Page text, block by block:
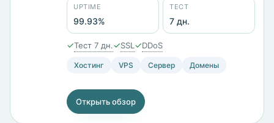
Россия, Казахстан, Беларусь, Германия,
Нидерланды, Финляндия. Панели на выбор
— ISPmanager, Plesk, WHMCS. Тест 7 дней,
заявленный uptime 99,93%.
UPTIME
99.93%
ТЕСТ
7 дн.
✓Тест 7 дн.✓SSL ✓DDoS
Хостинг VPS Сервер Домены
Открыть обзор